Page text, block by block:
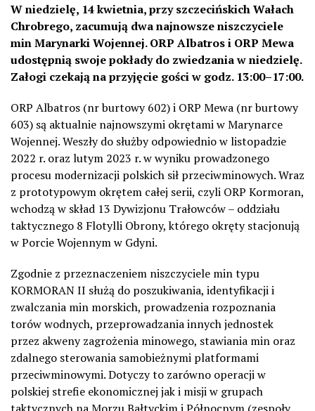
W niedzielę, 14 kwietnia, przy szczecińskich Wałach
Chrobrego, zacumują dwa najnowsze niszczyciele
min Marynarki Wojennej. ORP Albatros i ORP Mewa
udostępnią swoje pokłady do zwiedzania w niedzielę.
Załogi czekają na przyjęcie gości w godz. 13:00–17:00.
ORP Albatros (nr burtowy 602) i ORP Mewa (nr burtowy
603) są aktualnie najnowszymi okrętami w Marynarce
Wojennej. Weszły do służby odpowiednio w listopadzie
2022 r. oraz lutym 2023 r. w wyniku prowadzonego
procesu modernizacji polskich sił przeciwminowych. Wraz
z prototypowym okrętem całej serii, czyli ORP Kormoran,
wchodzą w skład 13 Dywizjonu Trałowców – oddziału
taktycznego 8 Flotylli Obrony, którego okręty stacjonują
w Porcie Wojennym w Gdyni.
Zgodnie z przeznaczeniem niszczyciele min typu
KORMORAN II służą do poszukiwania, identyfikacji i
zwalczania min morskich, prowadzenia rozpoznania
torów wodnych, przeprowadzania innych jednostek
przez akweny zagrożenia minowego, stawiania min oraz
zdalnego sterowania samobieżnymi platformami
przeciwminowymi. Dotyczy to zarówno operacji w
polskiej strefie ekonomicznej jak i misji w grupach